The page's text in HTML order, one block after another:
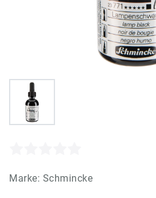
Marke: Schmincke